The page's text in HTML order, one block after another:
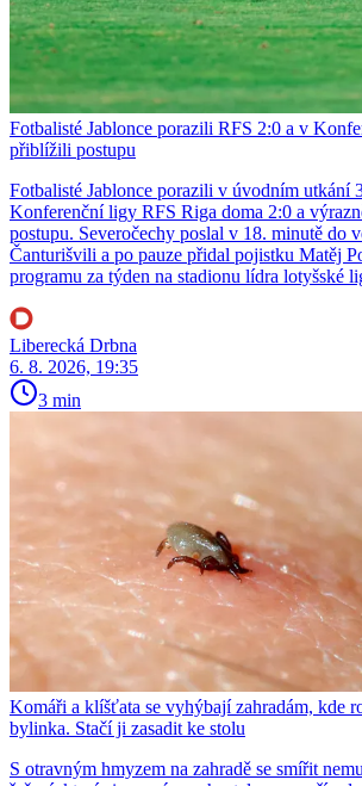
Fotbalisté Jablonce porazili RFS 2:0 a v
přiblížili postupu
Fotbalisté Jablonce porazili v úvodním utkání
Konferenční ligy RFS Riga doma 2:0 a
postupu. Severočechy poslal v 18. minutě do
Čanturišvili a po pauze přidal pojistku Matěj
programu za týden na stadionu lídra lotyšské
Liberecká Drbna
6. 8. 2026, 19:35
3 min
Komáři a klíšťata se vyhýbají zahradám, kde
bylinka. Stačí ji zasadit ke stolu
S otravným hmyzem na zahradě se smířit